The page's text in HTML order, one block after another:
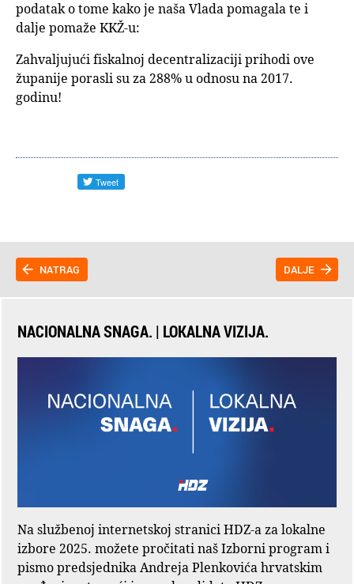
podatak o tome kako je naša Vlada pomagala te i
dalje pomaže KKŽ-u:
Zahvaljujući fiskalnoj decentralizaciji prihodi ove
županije porasli su za 288% u odnosu na 2017.
godinu!
NATRAG DALJE
NACIONALNA SNAGA. | LOKALNA VIZIJA.
Na službenoj internetskoj stranici HDZ-a za lokalne
izbore 2025. možete pročitati naš Izborni program i
pismo predsjednika Andreja Plenkovića hrvatskim